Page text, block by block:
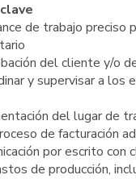
de trabajo
del cliente y/o
y supervisar a
del lugar de
de facturación
por escrito
de producción,